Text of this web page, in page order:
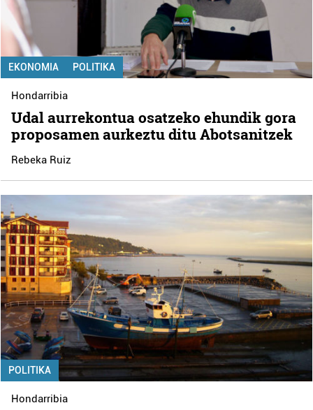
EKONOMIA POLITIKA
Hondarribia
Udal aurrekontua osatzeko ehundik gora
proposamen aurkeztu ditu Abotsanitzek
Rebeka Ruiz
POLITIKA
Hondarribia